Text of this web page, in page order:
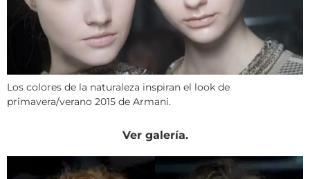
Los colores de la naturaleza inspiran el look de
primavera/verano 2015 de Armani.
Ver galería.